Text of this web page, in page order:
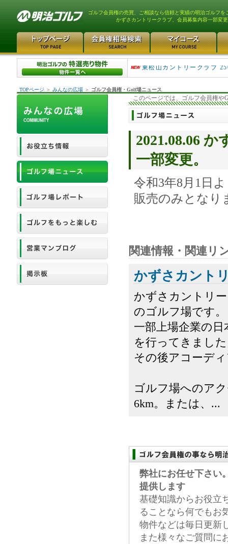
ゴルフ会員権の売買、ご相談なら信頼と実績の明治ゴルフを
かずさカントリークラブ、会員募集内容一部変
平塚富士見カントリーク
東松山カントリークラブ
TOPページ ＞ みんなの広場 ＞ ゴルフ会員権・Golf場ニュース
このページでは、ゴルフ会員権や
2021.08.06
一部変更。
令和3年8月1日
販売のみとなり
関連情報・関連リ
かずさカント
かずさカントリ
のゴルフ場です。
一部上場企業の
を行ってきまし
その後アコーデ
ゴルフ場へのア
6km。または、...
弊社にお任せ下さい
提供します
基礎知識からお役立
ることなら何でもお
物件などは毎日更新
また様々なご質問に